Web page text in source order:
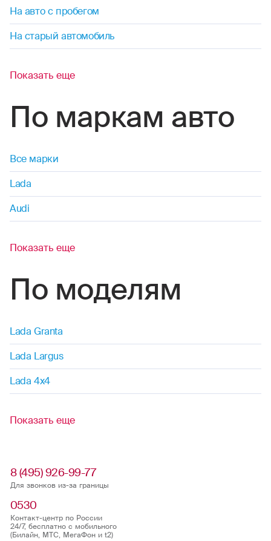
На авто с пробегом
На старый автомобиль
Показать еще
По маркам авто
Все марки
Lada
Audi
Показать еще
По моделям
Lada Granta
Lada Largus
Lada 4x4
Показать еще
8 (495) 926-99-77
Для звонков из-за границы
0530
Контакт-центр по России
24/7, бесплатно с мобильного
(Билайн, МТС, МегаФон и t2)